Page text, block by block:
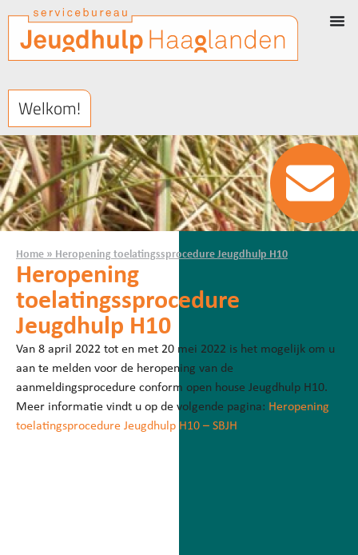
Welkom!
Home » Heropening toelatingssprocedure Jeugdhulp H10
Heropening
toelatingssprocedure
Jeugdhulp H10
Van 8 april 2022 tot en met 20 mei 2022 is het mogelijk om u
aan te melden voor de heropening van de
aanmeldingsprocedure conform open house Jeugdhulp H10.
Meer informatie vindt u op de volgende pagina: Heropening
toelatingsprocedure Jeugdhulp H10 – SBJH